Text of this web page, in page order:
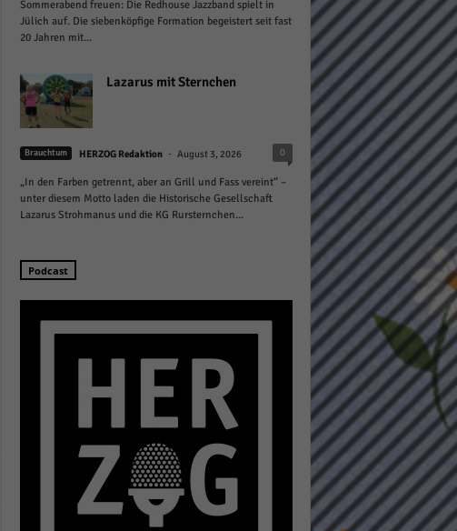
Sommerabend freuen: Die Redhouse Jazzband spielt in
Jülich auf. Die siebenköpfige Formation begeistert seit fast
20 Jahren mit...
Lazarus mit Sternchen
Brauchtum HERZOG Redaktion - August 3, 2026 0
„In den Farben getrennt, aber an Grill und Fass vereint“ –
unter diesem Motto laden die Historische Gesellschaft
Lazarus Strohmanus und die KG Rursternchen...
Podcast
Externe Medien
blockiert.
Inhalte